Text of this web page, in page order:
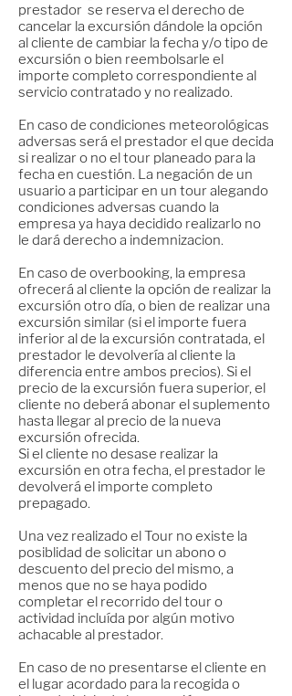
prestador se reserva el derecho de
cancelar la excursión dándole la opción
al cliente de cambiar la fecha y/o tipo de
excursión o bien reembolsarle el
importe completo correspondiente al
servicio contratado y no realizado.
En caso de condiciones meteorológicas
adversas será el prestador el que decida
si realizar o no el tour planeado para la
fecha en cuestión. La negación de un
usuario a participar en un tour alegando
condiciones adversas cuando la
empresa ya haya decidido realizarlo no
le dará derecho a indemnizacion.
En caso de overbooking, la empresa
ofrecerá al cliente la opción de realizar la
excursión otro día, o bien de realizar una
excursión similar (si el importe fuera
inferior al de la excursión contratada, el
prestador le devolvería al cliente la
diferencia entre ambos precios). Si el
precio de la excursión fuera superior, el
cliente no deberá abonar el suplemento
hasta llegar al precio de la nueva
excursión ofrecida.
Si el cliente no desase realizar la
excursión en otra fecha, el prestador le
devolverá el importe completo
prepagado.
Una vez realizado el Tour no existe la
posiblidad de solicitar un abono o
descuento del precio del mismo, a
menos que no se haya podido
completar el recorrido del tour o
actividad incluída por algún motivo
achacable al prestador.
En caso de no presentarse el cliente en
el lugar acordado para la recogida o